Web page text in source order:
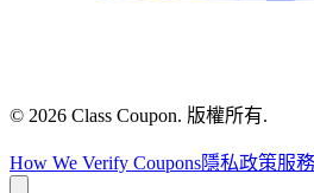
© 2026 Class Coupon. 版權所有.
How We Verify Coupons隱私政策服